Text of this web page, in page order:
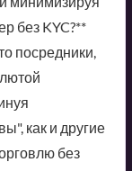
без KYC?**
посредники,
как и другие
без